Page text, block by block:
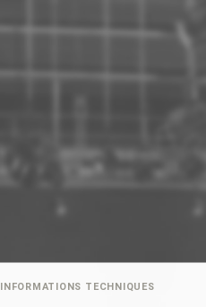
INFORMATIONS TECHNIQUES